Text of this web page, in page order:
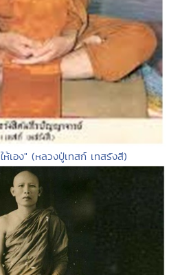
ห้เอง" (หลวงปู่เทสก์ เทสรังสี)